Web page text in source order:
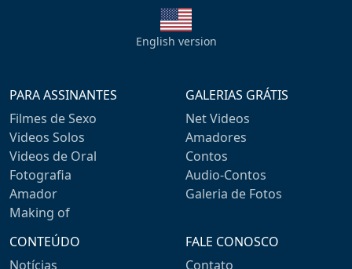
English version
PARA ASSINANTES
Filmes de Sexo
Videos Solos
Videos de Oral
Fotografia
Amador
Making of
GALERIAS GRÁTIS
Net Videos
Amadores
Contos
Audio-Contos
Galeria de Fotos
CONTEÚDO
Notícias
FALE CONOSCO
Contato